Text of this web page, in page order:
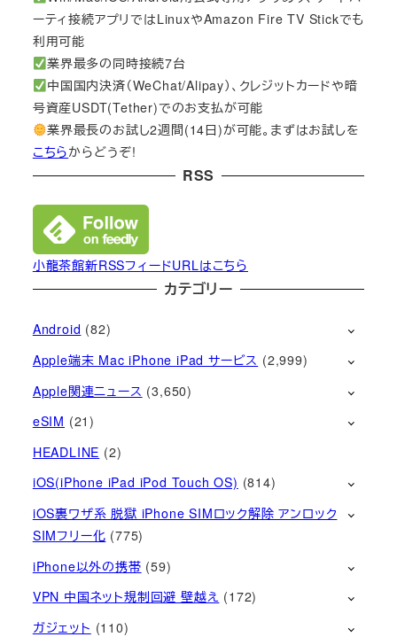
ーティ接続アプリではLinuxやAmazon Fire TV Stickでも
利用可能
業界最多の同時接続7台
中国国内決済（WeChat/Alipay）、クレジットカードや暗
号資産USDT(Tether)でのお支払が可能
業界最長のお試し2週間(14日)が可能。まずはお試しを
こちらからどうぞ!
RSS
小龍茶館新RSSフィードURLはこちら
カテゴリー
Android (82)
Apple端末 Mac iPhone iPad サービス (2,999)
Apple関連ニュース (3,650)
eSIM (21)
HEADLINE (2)
iOS(iPhone iPad iPod Touch OS) (814)
iOS裏ワザ系 脱獄 iPhone SIMロック解除 アンロック
SIMフリー化 (775)
iPhone以外の携帯 (59)
VPN 中国ネット規制回避 壁越え (172)
ガジェット (110)